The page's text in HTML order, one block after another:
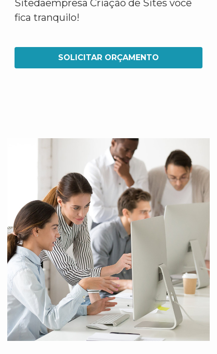
Sitedaempresa Criação de Sites você
fica tranquilo!
SOLICITAR ORÇAMENTO